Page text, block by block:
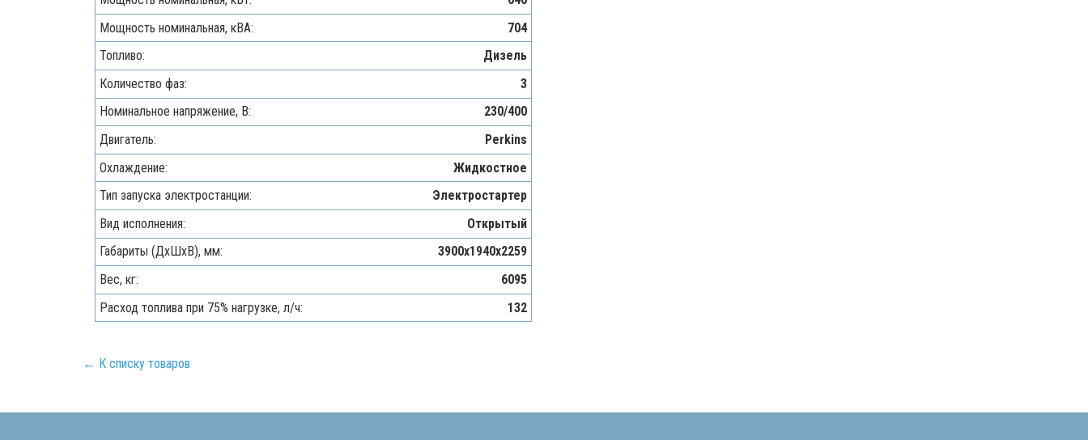
Мощность номинальная, кВА:
704
Топливо:
Дизель
Количество фаз:
3
Номинальное напряжение, В:
230/400
Двигатель:
Perkins
Охлаждение:
Жидкостное
Тип запуска электростанции:
Электростартер
Вид исполнения:
Открытый
Габариты (ДхШхВ), мм:
3900х1940х2259
Вес, кг:
6095
Расход топлива при 75% нагрузке, л/ч:
132
← К списку товаров